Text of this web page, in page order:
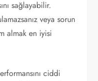
sağlayabilir.
veya sorun
almak en iyisi
ciddi